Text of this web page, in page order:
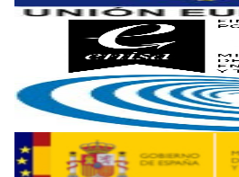
Dibaq Aquaculture genera
“Cada uno de nuestros
Por otra parte,Dibaq Group